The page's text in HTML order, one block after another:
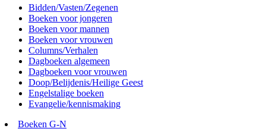
Bidden/Vasten/Zegenen
Boeken voor jongeren
Boeken voor mannen
Boeken voor vrouwen
Columns/Verhalen
Dagboeken algemeen
Dagboeken voor vrouwen
Doop/Belijdenis/Heilige Geest
Engelstalige boeken
Evangelie/kennismaking
Boeken G-N